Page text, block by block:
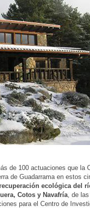
de 100 actuaciones que la
de Guadarrama en estos
ecuperación ecológica del
Cotos y Navafría , de las
para el Centro de